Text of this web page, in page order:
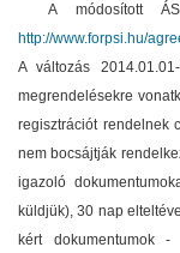
A módosított
http://www.forpsi.hu/
A változás
megrendelésekre
regisztrációt rendelnek
nem bocsájtják
igazoló
küldjük), 30 nap
kért dokumentumok